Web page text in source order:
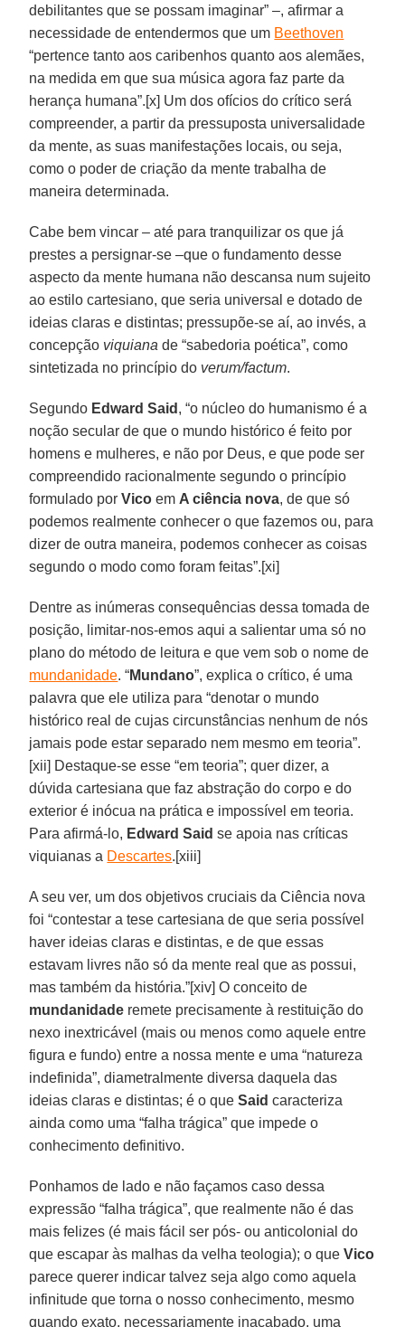
debilitantes que se possam imaginar” –, afirmar a
necessidade de entendermos que um Beethoven
“pertence tanto aos caribenhos quanto aos alemães,
na medida em que sua música agora faz parte da
herança humana”.[x] Um dos ofícios do crítico será
compreender, a partir da pressuposta universalidade
da mente, as suas manifestações locais, ou seja,
como o poder de criação da mente trabalha de
maneira determinada.
Cabe bem vincar – até para tranquilizar os que já
prestes a persignar-se –que o fundamento desse
aspecto da mente humana não descansa num sujeito
ao estilo cartesiano, que seria universal e dotado de
ideias claras e distintas; pressupõe-se aí, ao invés, a
concepção viquiana de “sabedoria poética”, como
sintetizada no princípio do verum/factum.
Segundo Edward Said , “o núcleo do humanismo é a
noção secular de que o mundo histórico é feito por
homens e mulheres, e não por Deus, e que pode ser
compreendido racionalmente segundo o princípio
formulado porVico em A ciência nova, de que só
podemos realmente conhecer o que fazemos ou, para
dizer de outra maneira, podemos conhecer as coisas
segundo o modo como foram feitas”.[xi]
Dentre as inúmeras consequências dessa tomada de
posição, limitar-nos-emos aqui a salientar uma só no
plano do método de leitura e que vem sob o nome de
mundanidade. “Mundano”, explica o crítico, é uma
palavra que ele utiliza para “denotar o mundo
histórico real de cujas circunstâncias nenhum de nós
jamais pode estar separado nem mesmo em teoria”.
[xii] Destaque-se esse “em teoria”; quer dizer, a
dúvida cartesiana que faz abstração do corpo e do
exterior é inócua na prática e impossível em teoria.
Para afirmá-lo, Edward Said se apoia nas críticas
viquianas a Descartes.[xiii]
A seu ver, um dos objetivos cruciais da Ciência nova
foi “contestar a tese cartesiana de que seria possível
haver ideias claras e distintas, e de que essas
estavam livres não só da mente real que as possui,
mas também da história.”[xiv] O conceito de
mundanidade remete precisamente à restituição do
nexo inextricável (mais ou menos como aquele entre
figura e fundo) entre a nossa mente e uma “natureza
indefinida”, diametralmente diversa daquela das
ideias claras e distintas; é o queSaid caracteriza
ainda como uma “falha trágica” que impede o
conhecimento definitivo.
Ponhamos de lado e não façamos caso dessa
expressão “falha trágica”, que realmente não é das
mais felizes (é mais fácil ser pós- ou anticolonial do
que escapar às malhas da velha teologia); o queVico
parece querer indicar talvez seja algo como aquela
infinitude que torna o nosso conhecimento, mesmo
quando exato, necessariamente inacabado, uma